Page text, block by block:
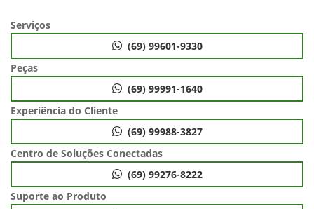
Serviços
(69) 99601-9330
Peças
(69) 99991-1640
Experiência do Cliente
(69) 99988-3827
Centro de Soluções Conectadas
(69) 99276-8222
Suporte ao Produto